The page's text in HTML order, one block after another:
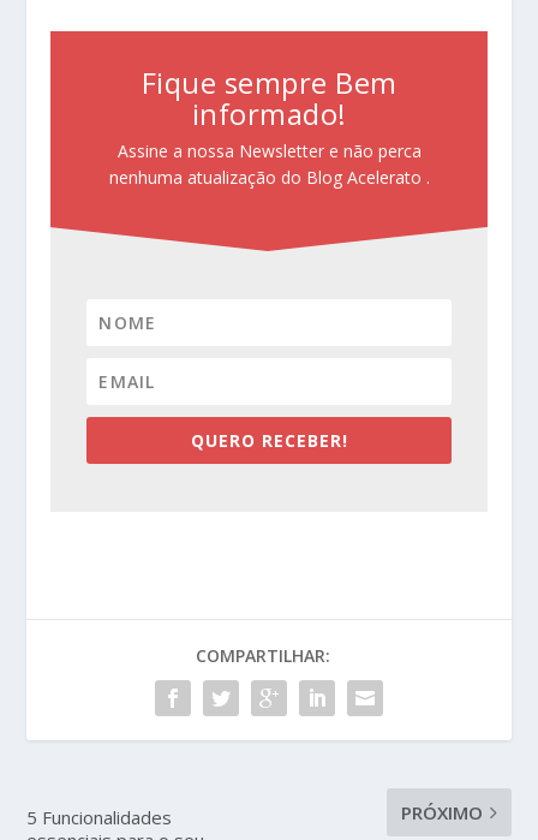
Fique sempre Bem
informado!
Assine a nossa Newsletter e não perca
nenhuma atualização do Blog Acelerato .
QUERO RECEBER!
COMPARTILHAR:
5 Funcionalidades
PRÓXIMO